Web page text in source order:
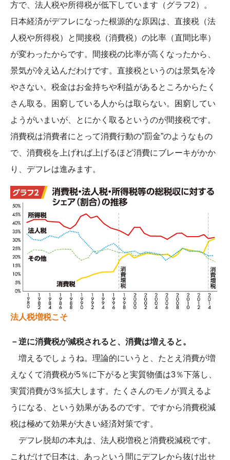
方で、法人税や所得税が低下しています（グラフ2）。
日本経済がデフレになった根源的な原因は、直接税（法
人税や所得税）と間接税（消費税）の比率（直間比率）
が変わったからです。間接税の比率が高くなったから、
景気が冷え込んだわけです。直接税というのは景気を冷
やさない。税金はお金持ちや利益があるところからたく
さん取る。困窮している人からは取らない。困窮してい
ようがいまいが、とにかく取るというのが間接税です。
消費税は消費者にとって消費行動の”罰金”のようなもの
で、消費税を上げれば上げるほど消費にブレーキがかか
り、デフレは進みます。
法人税増税こそ
－逆に消費税が減税されると、消費は増えると。
増えるでしょうね。理論的にいうと、たとえ消費が増
えなくて消費税が5％に下がると実質物価は3％下落し、
実質消費が3％拡大します。たくさんのモノが買えるよ
うになる、という効果があるのです。ですから消費税減
税は極めて効果が大きい経済対策です。
デフレ脱却の本丸は、法人税増税と消費税減税です。
これだけで日本は、あっという間にデフレから抜け出せ